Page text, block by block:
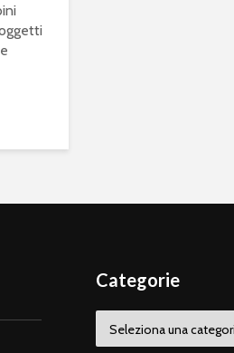
Categorie